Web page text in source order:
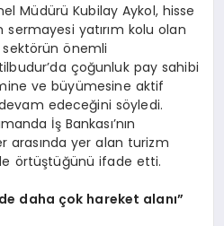
Müdürü Kubilay Aykol, hisse
sermayesi yatırım kolu olan
sektörün önemli
çoğunluk pay sahibi
ve büyümesine aktif
edeceğini söyledi.
İş Bankası’nın
arasında yer alan turizm
örtüştüğünü ifade etti.
daha çok hareket alanı”